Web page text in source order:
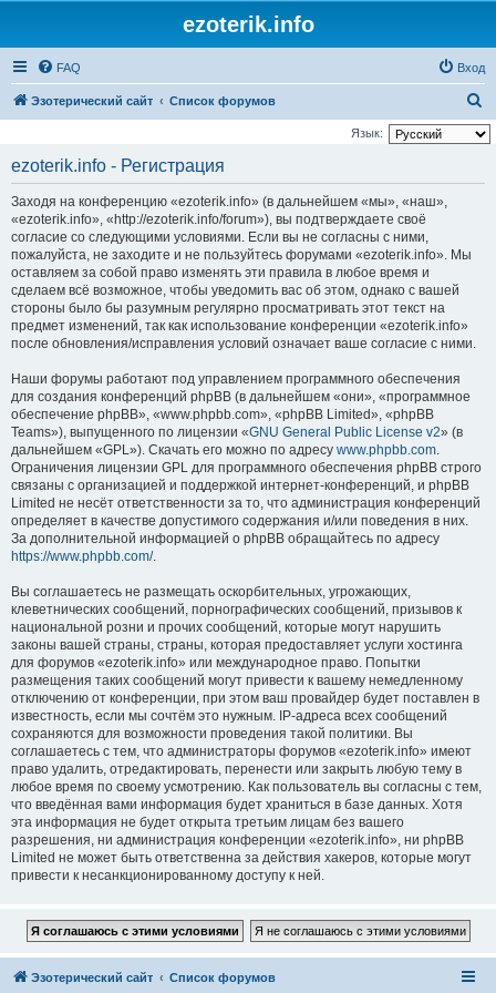
ezoterik.info
FAQ Вход
Эзотерический сайт Список форумов
о
Язык:
ezoterik.info - Регистрация
Заходя на конференцию «ezoterik.info» (в дальнейшем «мы», «наш»,
«ezoterik.info», «http://ezoterik.info/forum»), вы подтверждаете своё
согласие со следующими условиями. Если вы не согласны с ними,
пожалуйста, не заходите и не пользуйтесь форумами «ezoterik.info». Мы
оставляем за собой право изменять эти правила в любое время и
сделаем всё возможное, чтобы уведомить вас об этом, однако с вашей
стороны было бы разумным регулярно просматривать этот текст на
предмет изменений, так как использование конференции «ezoterik.info»
после обновления/исправления условий означает ваше согласие с ними.
Наши форумы работают под управлением программного обеспечения
для создания конференций phpBB (в дальнейшем «они», «программное
обеспечение phpBB», «www.phpbb.com», «phpBB Limited», «phpBB
Teams»), выпущенного по лицензии «GNU General Public License v2» (в
дальнейшем «GPL»). Скачать его можно по адресу www.phpbb.com.
Ограничения лицензии GPL для программного обеспечения phpBB строго
связаны с организацией и поддержкой интернет-конференций, и phpBB
Limited не несёт ответственности за то, что администрация конференций
определяет в качестве допустимого содержания и/или поведения в них.
За дополнительной информацией о phpBB обращайтесь по адресу
https://www.phpbb.com/.
Вы соглашаетесь не размещать оскорбительных, угрожающих,
клеветнических сообщений, порнографических сообщений, призывов к
национальной розни и прочих сообщений, которые могут нарушить
законы вашей страны, страны, которая предоставляет услуги хостинга
для форумов «ezoterik.info» или международное право. Попытки
размещения таких сообщений могут привести к вашему немедленному
отключению от конференции, при этом ваш провайдер будет поставлен в
известность, если мы сочтём это нужным. IP-адреса всех сообщений
сохраняются для возможности проведения такой политики. Вы
соглашаетесь с тем, что администраторы форумов «ezoterik.info» имеют
право удалить, отредактировать, перенести или закрыть любую тему в
любое время по своему усмотрению. Как пользователь вы согласны с тем,
что введённая вами информация будет храниться в базе данных. Хотя
эта информация не будет открыта третьим лицам без вашего
разрешения, ни администрация конференции «ezoterik.info», ни phpBB
Limited не может быть ответственна за действия хакеров, которые могут
привести к несанкционированному доступу к ней.
Эзотерический сайт Список форумов